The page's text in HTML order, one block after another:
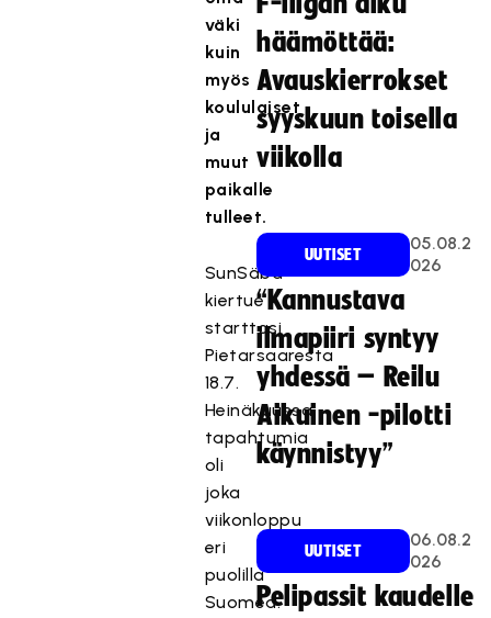
väki
kuin
myös
koululaiset
ja
muut
paikalle
tulleet.
SunSäbä-
kiertue
starttasi
Pietarsaaresta
18.7.
Heinäkuussa
tapahtumia
oli
joka
viikonloppu
eri
puolilla
Suomea.
häämöttää:
Avauskierrokset
syyskuun toisella
viikolla
UUTISET
05.08.2
026
“Kannustava
ilmapiiri syntyy
yhdessä – Reilu
Aikuinen -pilotti
käynnistyy”
UUTISET
06.08.2
026
Pelipassit kaudelle